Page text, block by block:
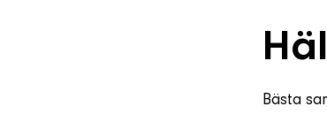
Bästa